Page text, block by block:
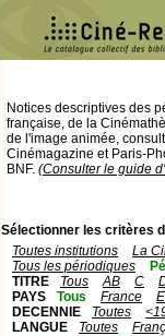
Notices descriptives des
française, de la
de l'image animée,
Cinémagazine et Paris-
BNF. (Consulter le guide
Sélectionner les critères
Toutes institutions
La
Tous les périodiques
TITRE
Tous AB C
PAYS
Tous France
DECENNIE
Toutes
LANGUE
Toutes